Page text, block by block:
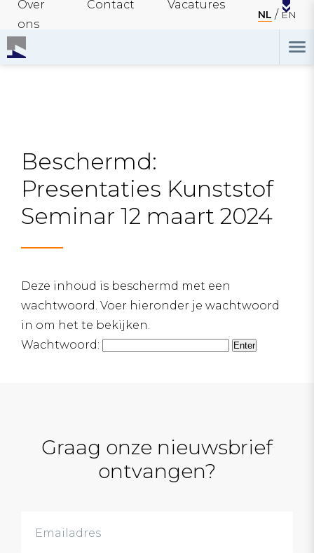
Over
ons
Contact Vacatures
NL EN
Beschermd:
Presentaties Kunststof
Seminar 12 maart 2024
Deze inhoud is beschermd met een
wachtwoord. Voer hieronder je wachtwoord
in om het te bekijken.
Wachtwoord:
Graag onze nieuwsbrief
ontvangen?